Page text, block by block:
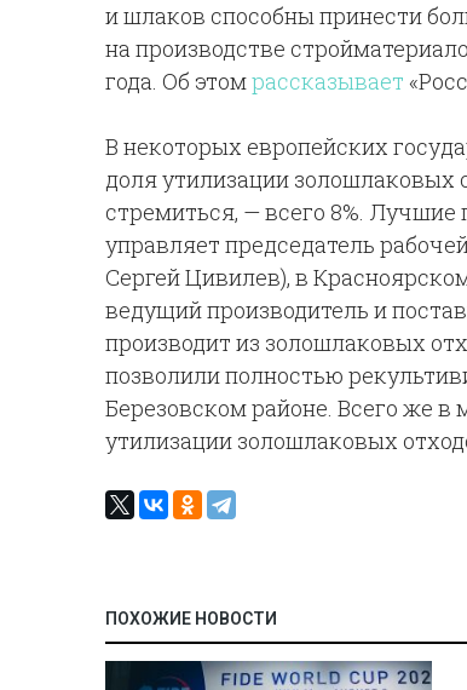
и шлаков способны принести
на производстве
года. Об этомрассказывает
В некоторых европейских
доля утилизации золошлаковых
стремиться, — всего 8%. Лучшие
управляет председатель
Сергей Цивилев), в
ведущий производитель и
производит из золошлаковых
позволили полностью
Березовском районе. Всего же в
утилизации золошлаковых
ПОХОЖИЕ НОВОСТИ